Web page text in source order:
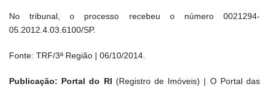
No tribunal, o processo recebeu o número 0021294-
05.2012.4.03.6100/SP.
Fonte: TRF/3ª Região | 06/10/2014.
Publicação: Portal do RI (Registro de Imóveis) | O Portal das